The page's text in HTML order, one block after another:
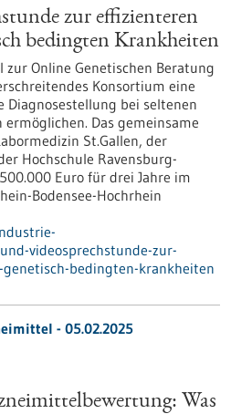
zur effizienteren
bedingten Krankheiten
zur Online Genetischen Beratung
Konsortium eine
Diagnosestellung bei seltenen
Das gemeinsame
St.Gallen, der
Hochschule Ravensburg-
Euro für drei Jahre im
Bodensee-Hochrhein
videosprechstunde-zur-
bedingten-krankheiten
- 05.02.2025
Was